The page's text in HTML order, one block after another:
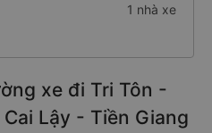
1 nhà xe
xe đi Tri Tôn -
Lậy - Tiền Giang